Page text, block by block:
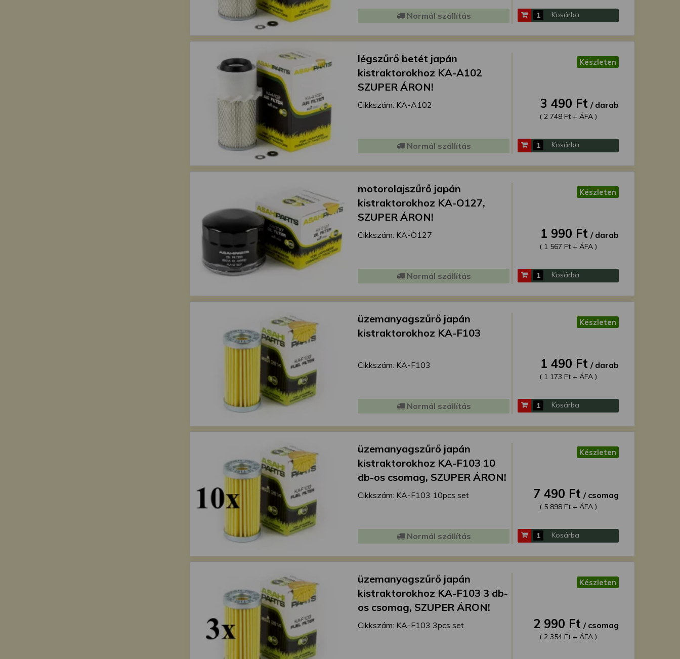
Normál szállítás Kosárba
légszűrő betét japán
kistraktorokhoz KA-A102
SZUPER ÁRON!
Cikkszám: KA-A102
Normál szállítás
Készleten
3 490 Ft / darab
( 2 748 Ft + ÁFA )
Kosárba
motorolajszűrő japán
kistraktorokhoz KA-O127,
SZUPER ÁRON!
Cikkszám: KA-O127
Normál szállítás
Készleten
1 990 Ft / darab
( 1 567 Ft + ÁFA )
Kosárba
üzemanyagszűrő japán
kistraktorokhoz KA-F103
Cikkszám: KA-F103
Normál szállítás
Készleten
1 490 Ft / darab
( 1 173 Ft + ÁFA )
Kosárba
üzemanyagszűrő japán
kistraktorokhoz KA-F103 10
db-os csomag, SZUPER ÁRON!
Cikkszám: KA-F103 10pcs set
Normál szállítás
Készleten
7 490 Ft / csomag
( 5 898 Ft + ÁFA )
Kosárba
üzemanyagszűrő japán
kistraktorokhoz KA-F103 3 db-
os csomag, SZUPER ÁRON!
Cikkszám: KA-F103 3pcs set
Készleten
2 990 Ft / csomag
( 2 354 Ft + ÁFA )